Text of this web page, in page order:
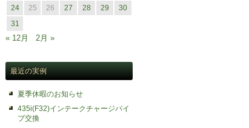
24
25 26 27 28 29
30
31
« 12月 2月 »
最近の実例
夏季休暇のお知らせ
435i(F32)インテークチャージパイ
プ交換